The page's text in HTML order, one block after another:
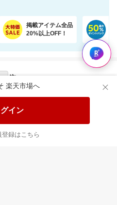
楽天市場へ
グイン
登録はこちら
掲載アイテム全品
20%以上OFF！
倍